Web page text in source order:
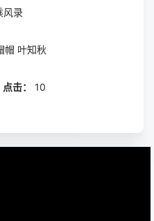
，踏上千里送休书的冒险之
家灭门惨案并被误会为凶
有武功不能用（郑东霆），
兄弟虽意图洗冤但江湖各派
起而攻之。历经漱玉楼大
，二人发现这是一个针对他
道义，在武林精英汇聚的洛
败反派弓天影，郑东霆虽违
昆仑魔教督红花，为师父报
风录
帽 叶知秋
点击：
10